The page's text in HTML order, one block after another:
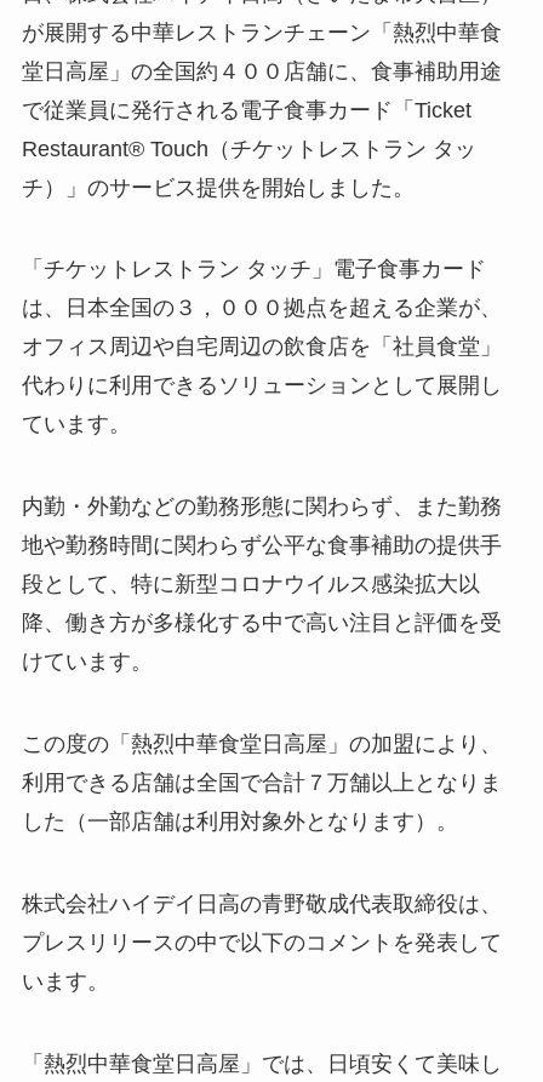
が展開する中華レストランチェーン「熱烈中華食
堂日高屋」の全国約４００店舗に、⾷事補助⽤途
で従業員に発⾏される電⼦⾷事カード「Ticket
Restaurant® Touch（チケットレストラン タッ
チ）」のサービス提供を開始しました。
「チケットレストラン タッチ」電子食事カード
は、日本全国の３，０００拠点を超える企業が、
オフィス周辺や自宅周辺の飲食店を「社員食堂」
代わりに利用できるソリューションとして展開し
ています。
内勤・外勤などの勤務形態に関わらず、また勤務
地や勤務時間に関わらず公平な食事補助の提供手
段として、特に新型コロナウイルス感染拡大以
降、働き方が多様化する中で高い注目と評価を受
けています。
この度の「熱烈中華食堂日高屋」の加盟により、
利用できる店舗は全国で合計７万舗以上となりま
した（一部店舗は利用対象外となります）。
株式会社ハイデイ日高の青野敬成代表取締役は、
プレスリリースの中で以下のコメントを発表して
います。
「熱烈中華食堂日高屋」では、日頃安くて美味し